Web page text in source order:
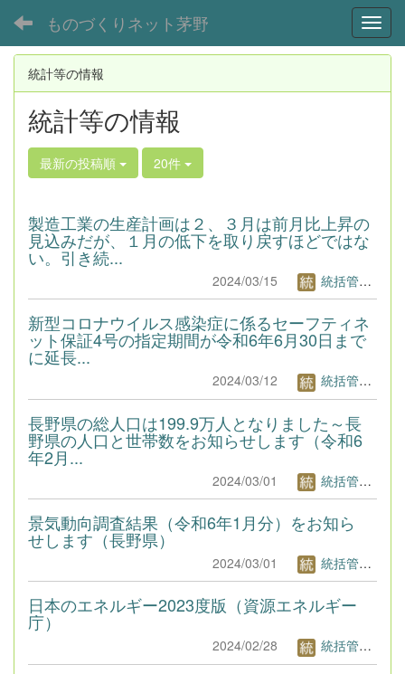
ものづくりネット茅野
統計等の情報
統計等の情報
最新の投稿順 20件
製造工業の生産計画は２、３月は前月比上昇の
見込みだが、１月の低下を取り戻すほどではな
い。引き続...
2024/03/15 統括管理者1
新型コロナウイルス感染症に係るセーフティネ
ット保証4号の指定期間が令和6年6月30日まで
に延長...
2024/03/12 統括管理者1
長野県の総人口は199.9万人となりました～長
野県の人口と世帯数をお知らせします（令和6
年2月...
2024/03/01 統括管理者1
景気動向調査結果（令和6年1月分）をお知ら
せします（長野県）
2024/03/01 統括管理者1
日本のエネルギー2023度版（資源エネルギー
庁）
2024/02/28 統括管理者1